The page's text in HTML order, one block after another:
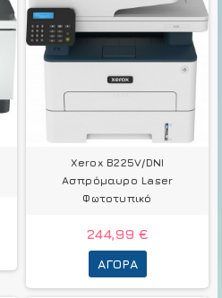
Xerox B225V/DNI
Ασπρόμαυρο Laser
Φωτοτυπικό
244,99 €
ΑΓΟΡΆ